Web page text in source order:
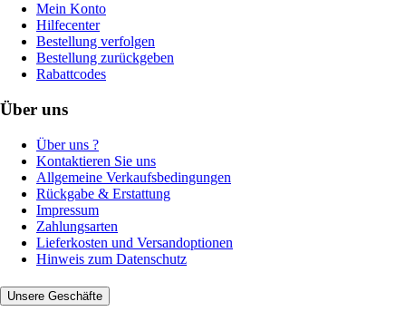
Mein Konto
Hilfecenter
Bestellung verfolgen
Bestellung zurückgeben
Rabattcodes
Über uns
Über uns ?
Kontaktieren Sie uns
Allgemeine Verkaufsbedingungen
Rückgabe & Erstattung
Impressum
Zahlungsarten
Lieferkosten und Versandoptionen
Hinweis zum Datenschutz
Unsere Geschäfte